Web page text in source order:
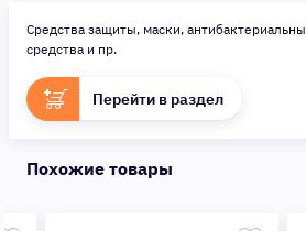
Средства защиты, маски,
средства и пр.
Перейти в раздел
Похожие товары